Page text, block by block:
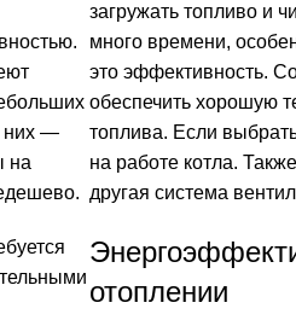
них —
на
загружать топливо и
много времени,
это эффективность.
обеспечить хорошую
топлива. Если
на работе котла.
другая система
отоплении